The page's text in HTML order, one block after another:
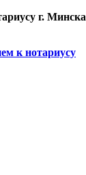
г. Минска
к нотариусу